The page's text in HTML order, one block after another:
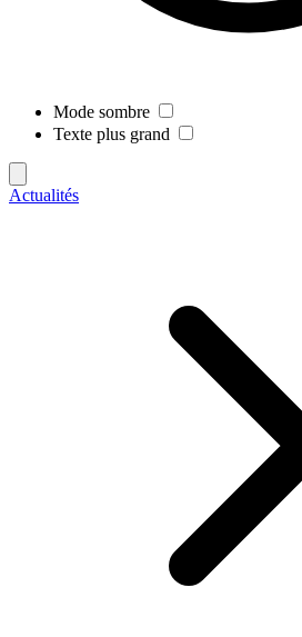
Mode sombre
Texte plus grand
Actualités